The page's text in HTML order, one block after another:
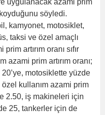
söyledi.
kamyonet, motosiklet,
taksi ve özel amaçlı
artırım oranı sıfır
azami prim artırım oranı;
motosiklette yüzde
özel kullanım azami prim
2.50, iş makineleri için
25, tankerler için de